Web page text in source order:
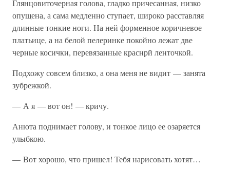
Глянцовиточерная голова, гладко причесанная, низко
опущена, а сама медленно ступает, широко расставляя
длинные тонкие ноги. На ней форменное коричневое
платьице, а на белой пелеринке покойно лежат две
черные косички, перевязанные краснрй ленточкой.
Подхожу совсем близко, а она меня не видит — занята
зубрежкой.
— А я — вот он! — кричу.
Анюта поднимает голову, и тонкое лицо ее озаряется
улыбкою.
— Вот хорошо, что пришел! Тебя нарисовать хотят…